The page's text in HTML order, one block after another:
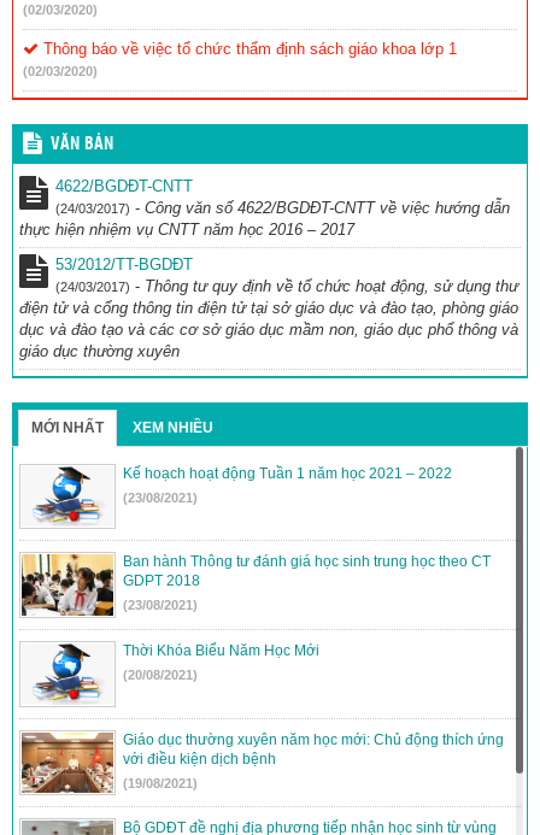
(02/03/2020)
Thông báo về việc tổ chức thẩm định sách giáo khoa lớp 1
(02/03/2020)
VĂN BẢN
4622/BGDĐT-CNTT
(24/03/2017) - Công văn số 4622/BGDĐT-CNTT về việc hướng dẫn
thực hiện nhiệm vụ CNTT năm học 2016 – 2017
53/2012/TT-BGDĐT
(24/03/2017) - Thông tư quy định về tổ chức hoạt động, sử dụng thư
điện tử và cổng thông tin điện tử tại sở giáo dục và đào tạo, phòng giáo
dục và đào tạo và các cơ sở giáo dục mầm non, giáo dục phổ thông và
giáo dục thường xuyên
MỚI NHẤT XEM NHIỀU
Kế hoạch hoạt động Tuần 1 năm học 2021 – 2022
(23/08/2021)
Ban hành Thông tư đánh giá học sinh trung học theo CT
GDPT 2018
(23/08/2021)
Thời Khóa Biểu Năm Học Mới
(20/08/2021)
Giáo dục thường xuyên năm học mới: Chủ động thích ứng
với điều kiện dịch bệnh
(19/08/2021)
Bộ GDĐT đề nghị địa phương tiếp nhận học sinh từ vùng